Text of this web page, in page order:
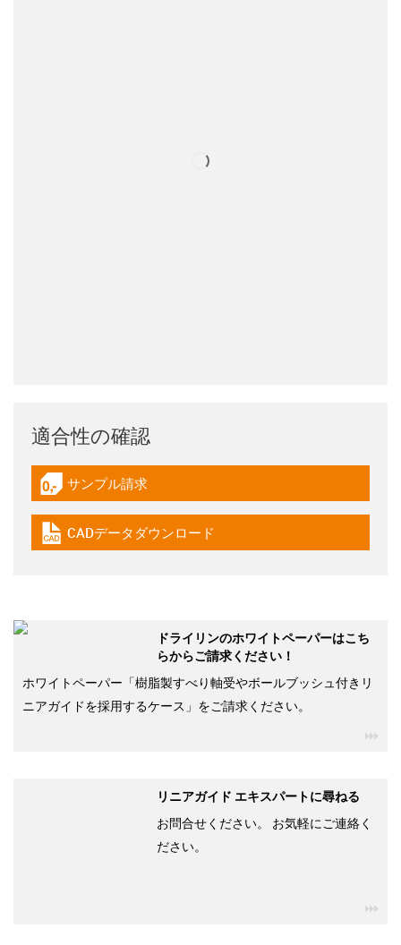
適合性の確認
igus-icon-gratismuster
サンプル請求
igus-icon-cad-dateien
CADデータダウンロード
ドライリンのホワイトペーパーはこち
らからご請求ください！
ホワイトペーパー「樹脂製すべり軸受やボールブッシュ付きリ
ニアガイドを採用するケース」をご請求ください。
リニアガイド エキスパートに尋ねる
お問合せください。 お気軽にご連絡く
ださい。